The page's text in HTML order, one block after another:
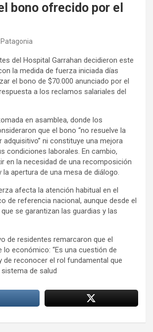
bono ofrecido por el
Patagonia
del Hospital Garrahan decidieron este
la medida de fuerza iniciada días
el bono de $70.000 anunciado por el
a los reclamos salariales del
en asamblea, donde los
que el bono “no resuelve la
adquisitivo” ni constituye una mejora
condiciones laborales. En cambio,
en la necesidad de una recomposición
la apertura de una mesa de diálogo.
afecta la atención habitual en el
de referencia nacional, aunque desde el
se garantizan las guardias y las
de residentes remarcaron que el
lo económico: “Es una cuestión de
de reconocer el rol fundamental que
de salud